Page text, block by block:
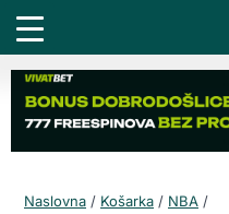
Naslovna / Košarka / NBA /